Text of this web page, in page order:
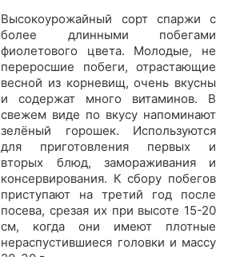
Высокоурожайный сорт спаржи с
более длинными побегами
фиолетового цвета. Молодые, не
переросшие побеги, отрастающие
весной из корневищ, очень вкусны
и содержат много витаминов. В
свежем виде по вкусу напоминают
зелёный горошек. Используются
для приготовления первых и
вторых блюд, замораживания и
консервирования. К сбору побегов
приступают на третий год после
посева, срезая их при высоте 15-20
см, когда они имеют плотные
нераспустившиеся головки и массу